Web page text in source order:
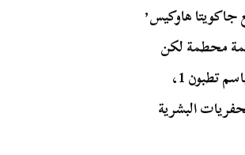
القطع الأثرية قبل إرسالها للغربلة. في أحد الأيام في عام 1932، أثناء عملها مع جاكويتا هاوكيس٬
جمجمة محطمة لكن
كاملة. بمجرد استعادتها وتجميعها مرة أخرى، وجد أن الجمجمة، المعروف باسم تطبون 1،
البشرية